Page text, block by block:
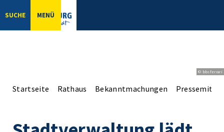
SUCHE MENÜ
© bbsferrari
Startseite Rathaus Bekanntmachungen